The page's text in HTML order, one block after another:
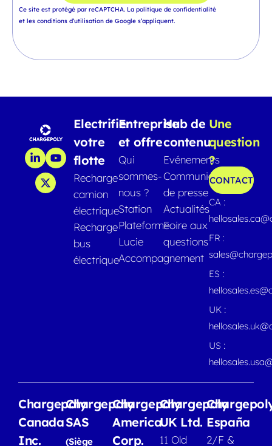
Ce site est protégé par reCAPTCHA. La politique de confidentialité
et les conditions d’utilisation de Google s’appliquent.
Electrifier
votre
flotte
Recharge
camion
électrique
Recharge
bus
électrique
Entreprise
et offre
Qui
sommes-
nous ?
Station
Plateforme
Lucie
Accompagnement
Hub de
contenu
Evénements
Communiqués
de presse
Actualités
Foire aux
questions
Une
question
?
CONTACT
CA :
FR :
ES :
UK :
US :
Chargepoly
Canada
Inc.
Chargepoly
SAS
(Siège
Chargepoly
America
Corp.
Chargepoly
UK Ltd.
11 Old
España
2/F &